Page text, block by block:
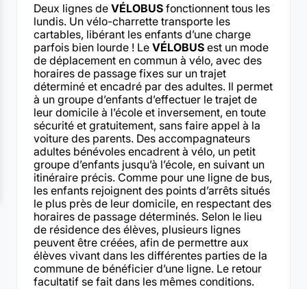
Deux lignes de VÉLOBUS fonctionnent tous les
lundis. Un vélo-charrette transporte les
cartables, libérant les enfants d’une charge
parfois bien lourde ! Le VÉLOBUS est un mode
de déplacement en commun à vélo, avec des
horaires de passage fixes sur un trajet
déterminé et encadré par des adultes. Il permet
à un groupe d’enfants d’effectuer le trajet de
leur domicile à l’école et inversement, en toute
sécurité et gratuitement, sans faire appel à la
voiture des parents. Des accompagnateurs
adultes bénévoles encadrent à vélo, un petit
groupe d’enfants jusqu’à l’école, en suivant un
itinéraire précis. Comme pour une ligne de bus,
les enfants rejoignent des points d’arrêts situés
le plus près de leur domicile, en respectant des
horaires de passage déterminés. Selon le lieu
de résidence des élèves, plusieurs lignes
peuvent être créées, afin de permettre aux
élèves vivant dans les différentes parties de la
commune de bénéficier d’une ligne. Le retour
facultatif se fait dans les mêmes conditions.